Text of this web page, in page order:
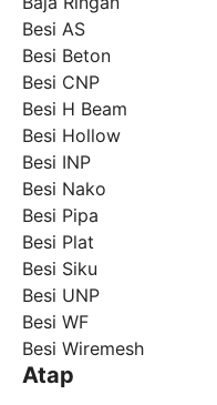
Besi AS
Besi Beton
Besi CNP
Besi H Beam
Besi Hollow
Besi INP
Besi Nako
Besi Pipa
Besi Plat
Besi Siku
Besi UNP
Besi WF
Besi Wiremesh
Atap